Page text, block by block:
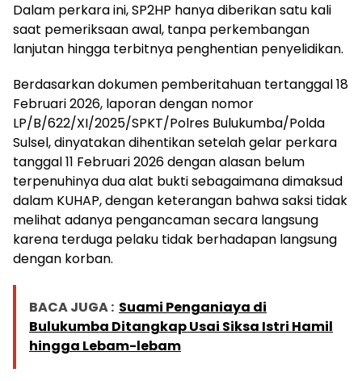
Dalam perkara ini, SP2HP hanya diberikan satu kali
saat pemeriksaan awal, tanpa perkembangan
lanjutan hingga terbitnya penghentian penyelidikan.
Berdasarkan dokumen pemberitahuan tertanggal 18
Februari 2026, laporan dengan nomor
LP/B/622/XI/2025/SPKT/Polres Bulukumba/Polda
Sulsel, dinyatakan dihentikan setelah gelar perkara
tanggal 11 Februari 2026 dengan alasan belum
terpenuhinya dua alat bukti sebagaimana dimaksud
dalam KUHAP, dengan keterangan bahwa saksi tidak
melihat adanya pengancaman secara langsung
karena terduga pelaku tidak berhadapan langsung
dengan korban.
BACA JUGA : Suami Penganiaya di
Bulukumba Ditangkap Usai Siksa Istri Hamil
hingga Lebam-lebam